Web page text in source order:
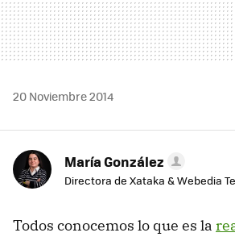
20 Noviembre 2014
María González
Directora de Xataka & Webedia
Todos conocemos lo que es la